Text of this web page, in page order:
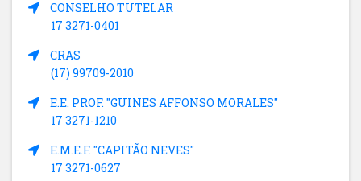
CONSELHO TUTELAR
17 3271-0401
CRAS
(17) 99709-2010
E.E. PROF. "GUINES AFFONSO MORALES"
17 3271-1210
E.M.E.F. "CAPITÃO NEVES"
17 3271-0627